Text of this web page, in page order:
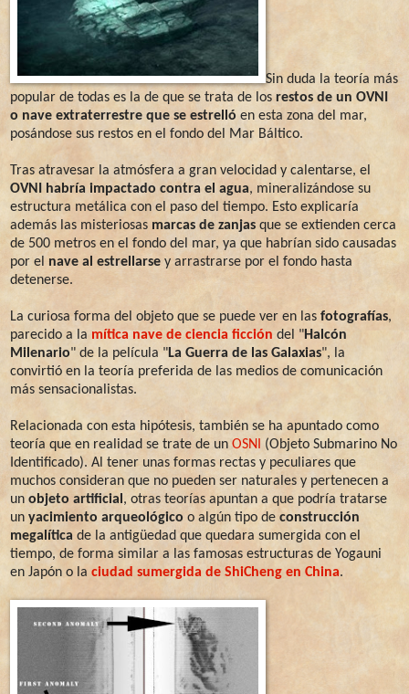
Sin duda la teoría más
popular de todas es la de que se trata de los restos de un OVNI
o nave extraterrestre que se estrelló en esta zona del mar,
posándose sus restos en el fondo del Mar Báltico.
Tras atravesar la atmósfera a gran velocidad y calentarse, el
OVNI habría impactado contra el agua, mineralizándose su
estructura metálica con el paso del tiempo. Esto explicaría
además las misteriosas marcas de zanjas que se extienden cerca
de 500 metros en el fondo del mar, ya que habrían sido causadas
por el nave al estrellarse y arrastrarse por el fondo hasta
detenerse.
La curiosa forma del objeto que se puede ver en las fotografías,
parecido a la mítica nave de ciencia ficción del "Halcón
Milenario" de la película "La Guerra de las Galaxias", la
convirtió en la teoría preferida de las medios de comunicación
más sensacionalistas.
Relacionada con esta hipótesis, también se ha apuntado como
teoría que en realidad se trate de un OSNI (Objeto Submarino No
Identificado). Al tener unas formas rectas y peculiares que
muchos consideran que no pueden ser naturales y pertenecen a
un objeto artificial, otras teorías apuntan a que podría tratarse
un yacimiento arqueológico o algún tipo de construcción
megalítica de la antigüedad que quedara sumergida con el
tiempo, de forma similar a las famosas estructuras de Yogauni
en Japón o la ciudad sumergida de ShiCheng en China.